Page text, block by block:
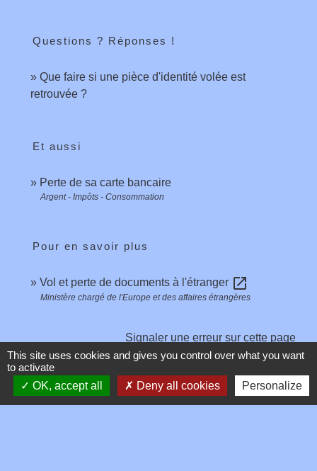
Questions ? Réponses !
Que faire si une pièce d'identité volée est
retrouvée ?
Et aussi
Perte de sa carte bancaire
Argent - Impôts - Consommation
Pour en savoir plus
Vol et perte de documents à l'étranger open_in_new
Ministère chargé de l'Europe et des affaires étrangères
Signaler une erreur sur cette page
This site uses cookies and gives you control over what you want
to activate
OK, accept all
Deny all cookies Personalize